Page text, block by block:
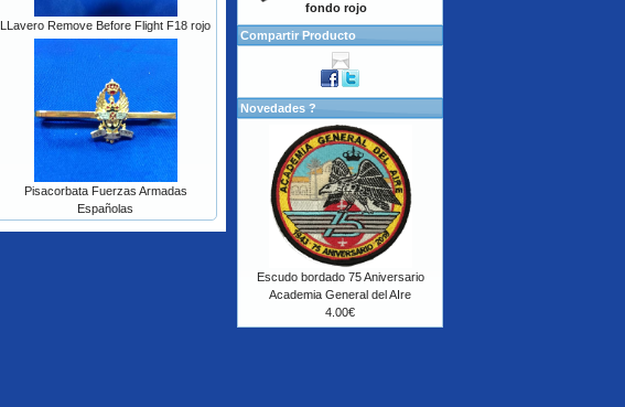
LLavero Remove Before Flight F18 rojo
Pisacorbata Fuerzas Armadas
Españolas
fondo rojo
Compartir Producto
Novedades ?
Escudo bordado 75 Aniversario
Academia General del AIre
4.00€